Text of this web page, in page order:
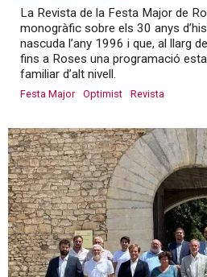
La Revista de la Festa Major de
monogràfic sobre els 30 anys
nascuda l’any 1996 i que, al llarg
fins a Roses una programació
familiar d’alt nivell.
Festa Major Optimist Revista